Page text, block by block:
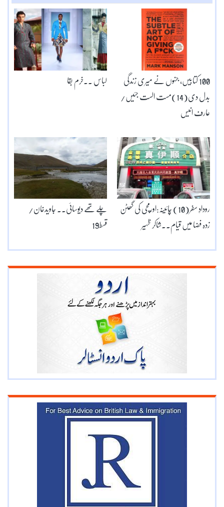
لباس ۔۔خرم بقا 100 کتابیں، جنہوں نے میری زندگی
بدل دی(14)مست الست جئیں/
عارف انیس
چلے تھے دیوسائی۔۔ جاویدخان/
قسط19
رودادِ سفر(10) چائینہ:اورمچی کی گھٹن
زدہ فضا میں قیام۔۔شاکر ظہیر